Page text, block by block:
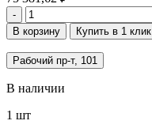
-
В корзину Купить в 1 клик
Рабочий пр-т, 101
В наличии
1 шт